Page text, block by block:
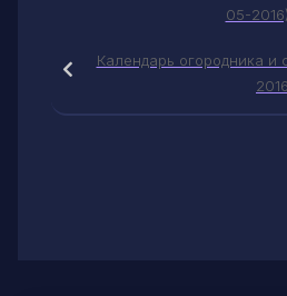
05-2016)
Календарь огородника и